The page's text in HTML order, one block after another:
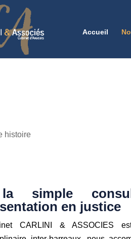
Accueil
histoire
simple
en justice
CARLINI & ASSOCIES